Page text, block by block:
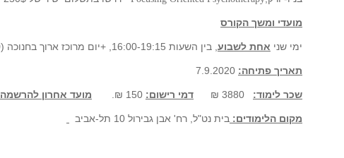
מועדי ומשך הקורס
ימי שני אחת לשבוע , בין השעות 16:00-19:15, +יום מרוכז ארוך בחנוכה (14.12.2020).
תאריך פתיחה:
שכר לימוד: דמי רישום: מועד אחרון להרשמה
מקום הלימודים: בית נט"ל, רח' אבן גבירול 10 תל-אביב